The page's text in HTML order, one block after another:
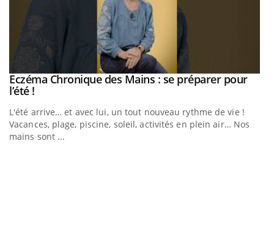
Youtube
Eczéma Chronique des Mains : se préparer pour
l’été !Youtube
L'été arrive… et avec lui, un tout nouveau rythme de vie !
Vacances, plage, piscine, soleil, activités en plein air… Nos
mains sont ...